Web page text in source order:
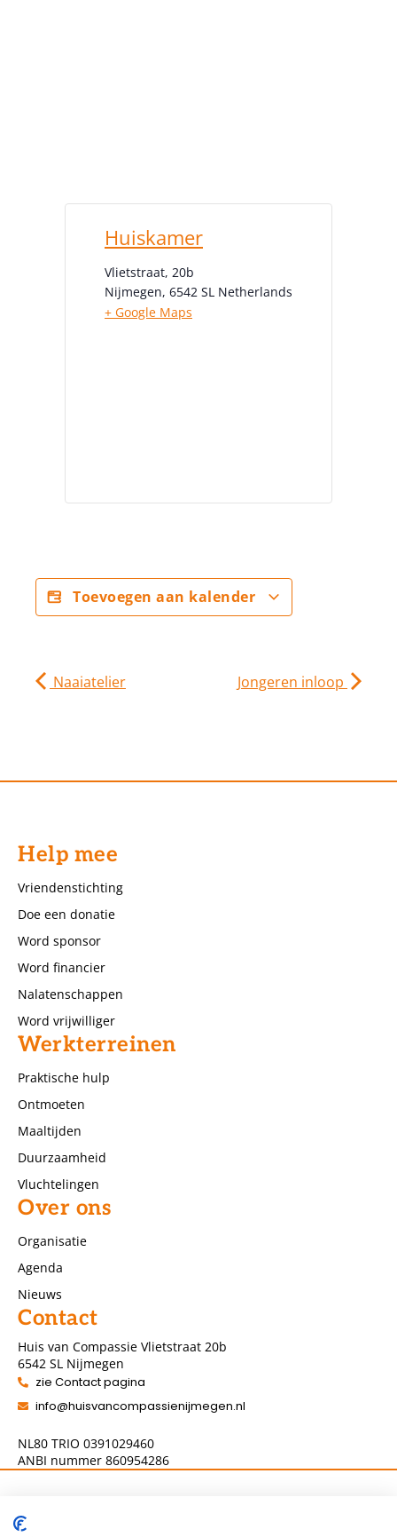
Huiskamer
Vlietstraat, 20b
Nijmegen, 6542 SL Netherlands
+ Google Maps
Toevoegen aan kalender
Naaiatelier Jongeren inloop
Help mee
Vriendenstichting
Doe een donatie
Word sponsor
Word financier
Nalatenschappen
Word vrijwilliger
Werkterreinen
Praktische hulp
Ontmoeten
Maaltijden
Duurzaamheid
Vluchtelingen
Over ons
Organisatie
Agenda
Nieuws
Contact
Huis van Compassie Vlietstraat 20b
6542 SL Nijmegen
zie Contact pagina
info@huisvancompassienijmegen.nl
NL80 TRIO 0391029460
ANBI nummer 860954286
Volg ons